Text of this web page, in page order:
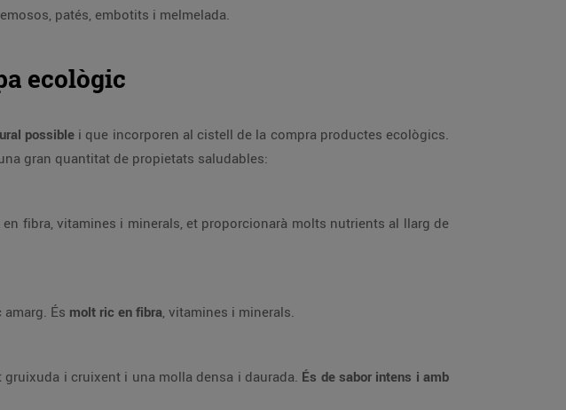
patés, embotits i melmelada.
ecològic
possible i que incorporen al cistell de la compra productes ecològics.
gran quantitat de propietats saludables:
en fibra, vitamines i minerals, et proporcionarà molts nutrients al llarg de
És molt ric en fibra, vitamines i minerals.
gruixuda i cruixent i una molla densa i daurada. És de sabor intens i amb